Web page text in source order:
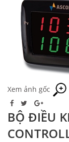
Xem ảnh gốc
BỘ ĐIỀU